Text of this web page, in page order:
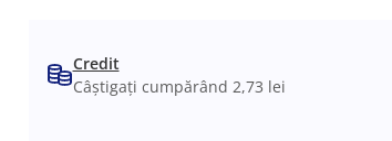
Credit
Câștigați cumpărând 2,73 lei